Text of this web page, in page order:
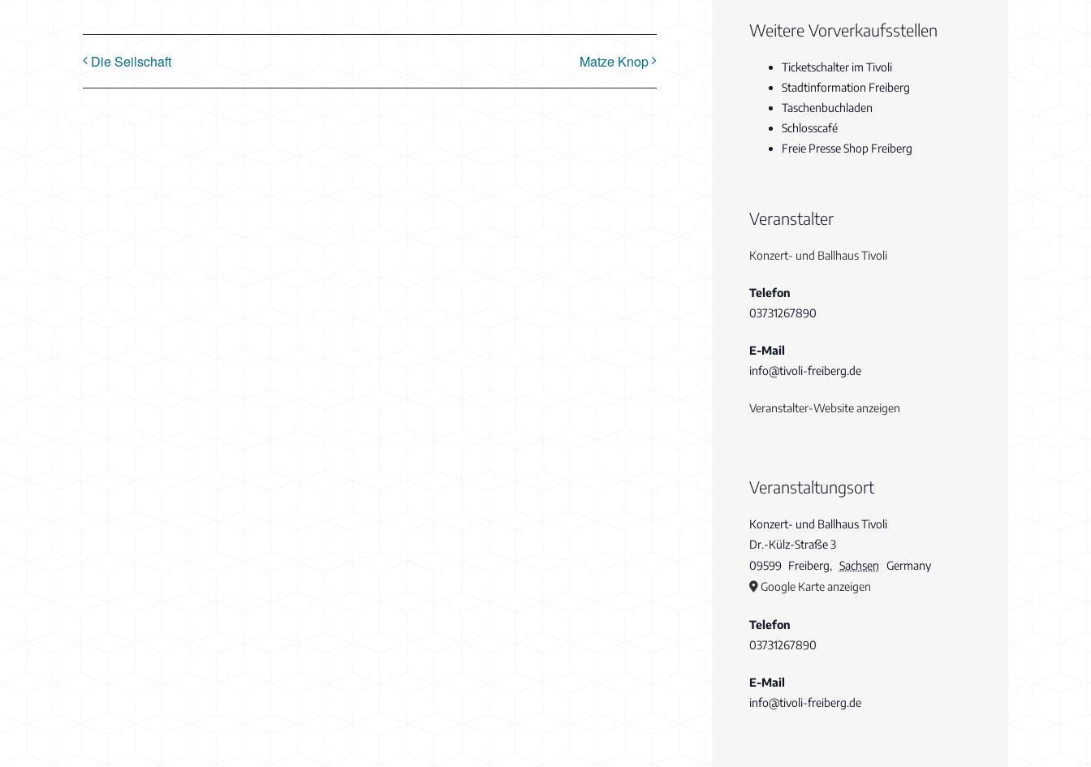
Die Seilschaft Matze Knop
Weitere Vorverkaufsstellen
Ticketschalter im Tivoli
Stadtinformation Freiberg
Taschenbuchladen
Schlosscafé
Freie Presse Shop Freiberg
Veranstalter
Konzert- und Ballhaus Tivoli
Telefon
03731267890
E-Mail
info@tivoli-freiberg.de
Veranstalter-Website anzeigen
Veranstaltungsort
Konzert- und Ballhaus Tivoli
Dr.-Külz-Straße 3
09599 Freiberg, Sachsen Germany
Google Karte anzeigen
Telefon
03731267890
E-Mail
info@tivoli-freiberg.de